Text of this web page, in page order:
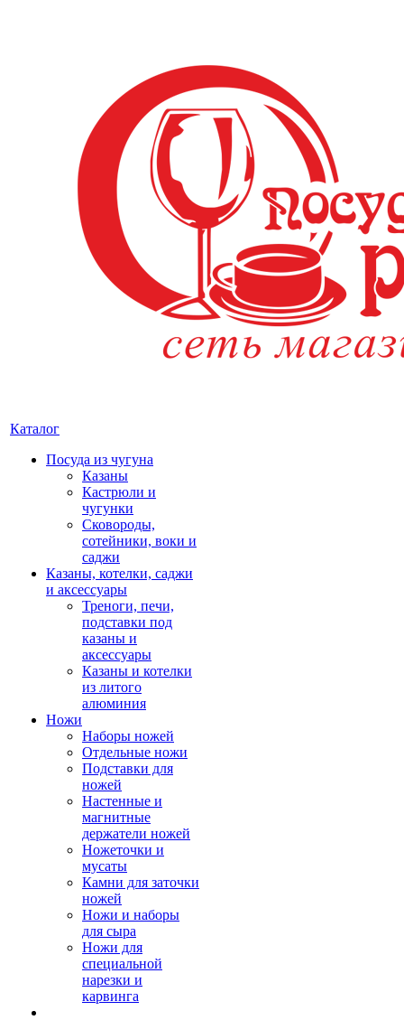
Каталог
Посуда из чугуна
Казаны
Кастрюли и
чугунки
Сковороды,
сотейники, воки и
саджи
Казаны, котелки, саджи
и аксессуары
Треноги, печи,
подставки под
казаны и
аксессуары
Казаны и котелки
из литого
алюминия
Ножи
Наборы ножей
Отдельные ножи
Подставки для
ножей
Настенные и
магнитные
держатели ножей
Ножеточки и
мусаты
Камни для заточки
ножей
Ножи и наборы
для сыра
Ножи для
специальной
нарезки и
карвинга